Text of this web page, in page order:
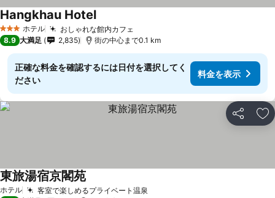
3 ホテルのランク
ホテル おしゃれな館内カフェ
Hangkhau Hotel料金を表示
8.9 大満足 2,835 街の中心まで0.1 km
正確な料金を確認するには日付を選択してく
ださい
料金を表示
シェア お
ホテル 客室で楽しめるプライベート温泉料金を表示
東旅湯宿京閣苑料金を表示